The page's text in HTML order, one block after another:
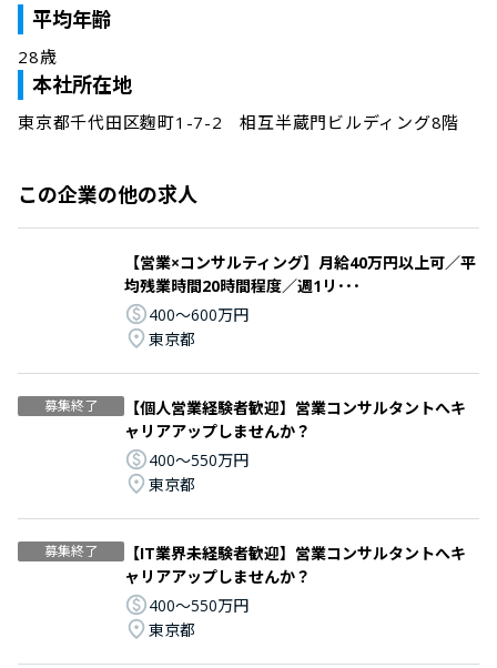
平均年齢
28歳
本社所在地
東京都千代田区麴町1-7-2　相互半蔵門ビルディング8階
この企業の他の求人
【営業×コンサルティング】月給40万円以上可／平
均残業時間20時間程度／週1リ･･･
400〜600万円
東京都
募集終了
【個人営業経験者歓迎】営業コンサルタントへキ
ャリアアップしませんか？
400〜550万円
東京都
募集終了
【IT業界未経験者歓迎】営業コンサルタントへキ
ャリアアップしませんか？
400〜550万円
東京都